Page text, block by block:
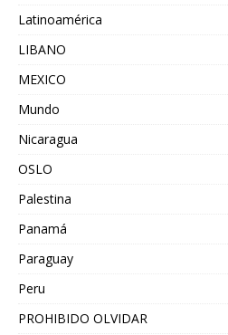
Latinoamérica
LIBANO
MEXICO
Mundo
Nicaragua
OSLO
Palestina
Panamá
Paraguay
Peru
PROHIBIDO OLVIDAR